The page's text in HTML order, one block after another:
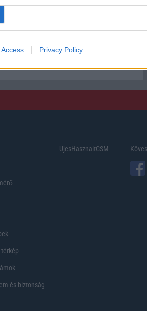
Access Privacy Policy
tulajdonosai között, hogy
mikor lesz elérhető az Android 4.4
rendszer hivatalosan készülékeikre.
és biztonság
UjesHasznaltGSM